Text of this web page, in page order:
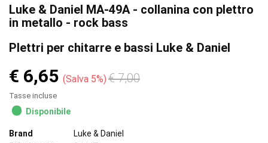
Luke & Daniel MA-49A - collanina con plettro
in metallo - rock bass
Plettri per chitarre e bassi Luke & Daniel
€ 6,65 Salva 5% € 7,00
Tasse incluse
Disponibile
Brand
Luke & Daniel